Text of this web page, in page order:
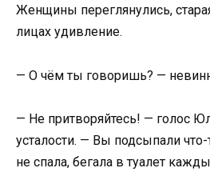
Женщины переглянулись,
лицах удивление.
— О чём ты говоришь? —
— Не притворяйтесь! — голос
усталости. — Вы подсыпали
не спала, бегала в туалет